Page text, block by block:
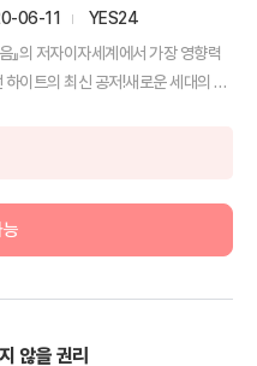
06-11
YES24
』의 저자이자세계에서 가장 영향력
이트의 최신 공저!새로운 세대의 심
않을 권리